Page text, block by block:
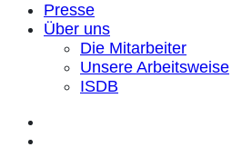
Presse
Über uns
Die Mitarbeiter
Unsere Arbeitsweise
ISDB